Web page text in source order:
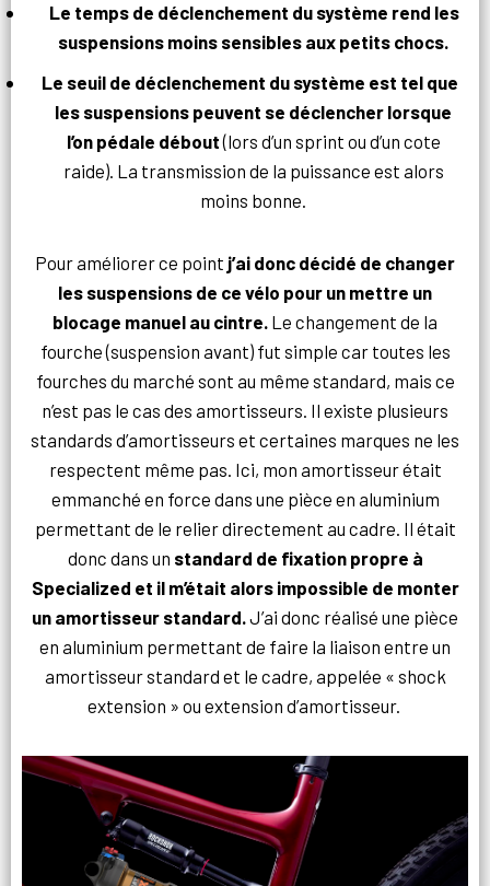
Le temps de déclenchement du système rend les
suspensions moins sensibles aux petits chocs.
Le seuil de déclenchement du système est tel que
les suspensions peuvent se déclencher lorsque
l’on pédale débout(lors d’un sprint ou d’un cote
raide). La transmission de la puissance est alors
moins bonne.
Pour améliorer ce point j’ai donc décidé de changer
les suspensions de ce vélo pour un mettre un
blocage manuel au cintre. Le changement de la
fourche (suspension avant) fut simple car toutes les
fourches du marché sont au même standard, mais ce
n’est pas le cas des amortisseurs. Il existe plusieurs
standards d’amortisseurs et certaines marques ne les
respectent même pas. Ici, mon amortisseur était
emmanché en force dans une pièce en aluminium
permettant de le relier directement au cadre. Il était
donc dans un standard de fixation propre à
Specialized et il m’était alors impossible de monter
un amortisseur standard.J’ai donc réalisé une pièce
en aluminium permettant de faire la liaison entre un
amortisseur standard et le cadre, appelée « shock
extension » ou extension d’amortisseur.